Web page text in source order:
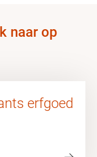
naar op
erfgoed